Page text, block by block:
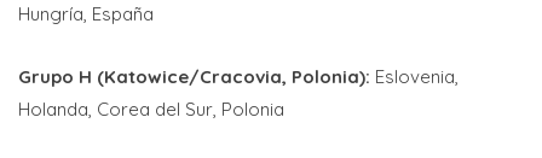
Hungría, España
Grupo H (Katowice/Cracovia, Polonia): Eslovenia,
Holanda, Corea del Sur, Polonia